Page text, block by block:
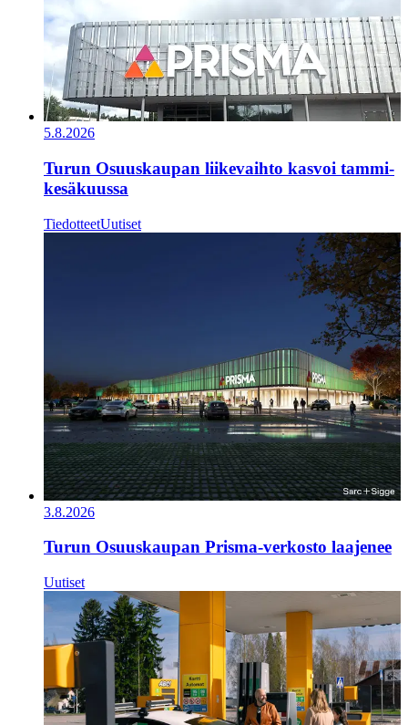
5.8.2026
Turun Osuuskaupan liikevaihto kasvoi tammi-
kesäkuussa
TiedotteetUutiset
3.8.2026
Turun Osuuskaupan Prisma-verkosto laajenee
Uutiset